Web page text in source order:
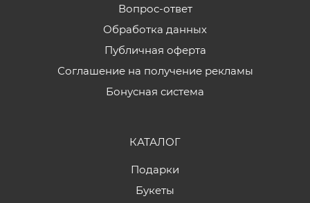
Вопрос-ответ
Обработка данных
Публичная оферта
Соглашение на получение рекламы
Бонусная система
КАТАЛОГ
Подарки
Букеты